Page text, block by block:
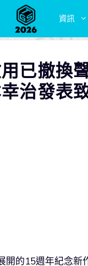
資訊
已撤換
治發表
的15週年紀念新